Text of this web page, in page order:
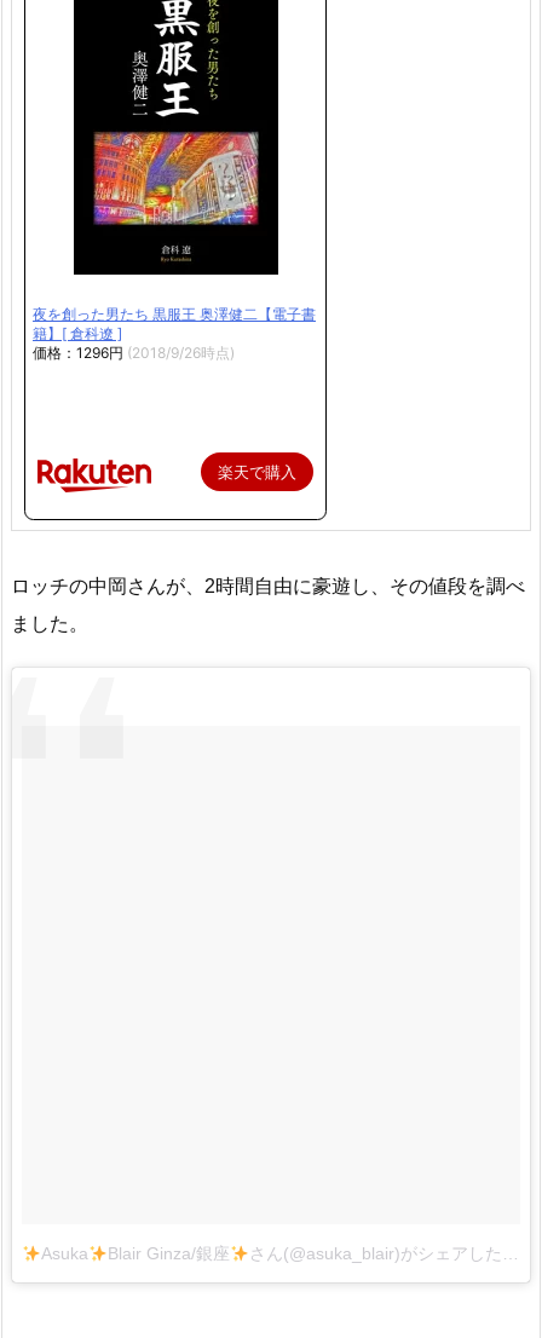
夜を創った男たち 黒服王 奥澤健二【電子書
籍】[ 倉科遼 ]
価格：1296円 (2018/9/26時点)
楽天で購入
ロッチの中岡さんが、2時間自由に豪遊し、その値段を調べ
ました。
Asuka Blair Ginza/銀座 さん(@asuka_blair)がシェアした投稿